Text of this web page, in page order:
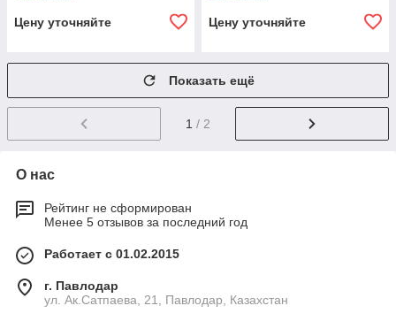
Цену уточняйте Цену уточняйте
Показать ещё
1 / 2
О нас
Рейтинг не сформирован
Менее 5 отзывов за последний год
Работает с 01.02.2015
г. Павлодар
ул. Ак.Сатпаева, 21, Павлодар, Казахстан